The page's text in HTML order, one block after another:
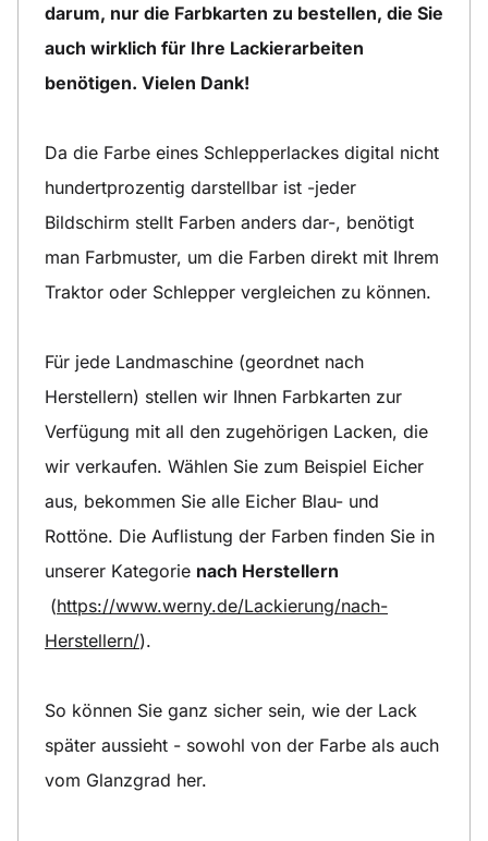
darum, nur die Farbkarten zu bestellen, die Sie
auch wirklich für Ihre Lackierarbeiten
benötigen. Vielen Dank!
Da die Farbe eines Schlepperlackes digital nicht
hundertprozentig darstellbar ist -jeder
Bildschirm stellt Farben anders dar-, benötigt
man Farbmuster, um die Farben direkt mit Ihrem
Traktor oder Schlepper vergleichen zu können.
Für jede Landmaschine (geordnet nach
Herstellern) stellen wir Ihnen Farbkarten zur
Verfügung mit all den zugehörigen Lacken, die
wir verkaufen. Wählen Sie zum Beispiel Eicher
aus, bekommen Sie alle Eicher Blau- und
Rottöne. Die Auflistung der Farben finden Sie in
unserer Kategorie nach Herstellern
(https://www.werny.de/Lackierung/nach-
Herstellern/).
So können Sie ganz sicher sein, wie der Lack
später aussieht - sowohl von der Farbe als auch
vom Glanzgrad her.